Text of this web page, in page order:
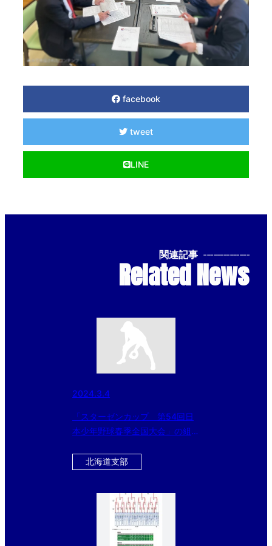
facebook
tweet
LINE
関連記事 --------------
Related News
2024.3.4
「スターゼンカップ 第54回日
本少年野球春季全国大会」の組み
北海道支部